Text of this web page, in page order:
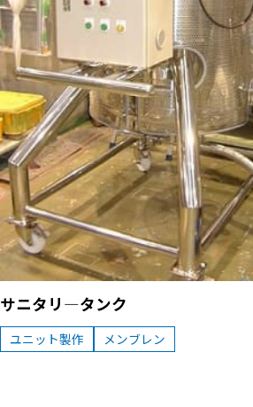
サニタリ―タンク
ユニット製作 メンブレン